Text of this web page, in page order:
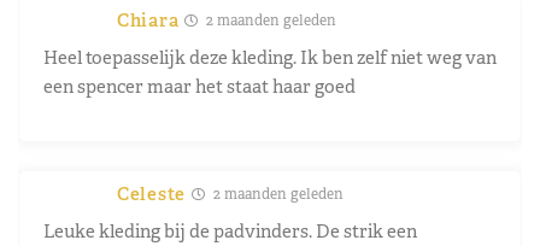
Chiara 2 maanden geleden
Heel toepasselijk deze kleding. Ik ben zelf niet weg van
een spencer maar het staat haar goed
Celeste 2 maanden geleden
Leuke kleding bij de padvinders. De strik een